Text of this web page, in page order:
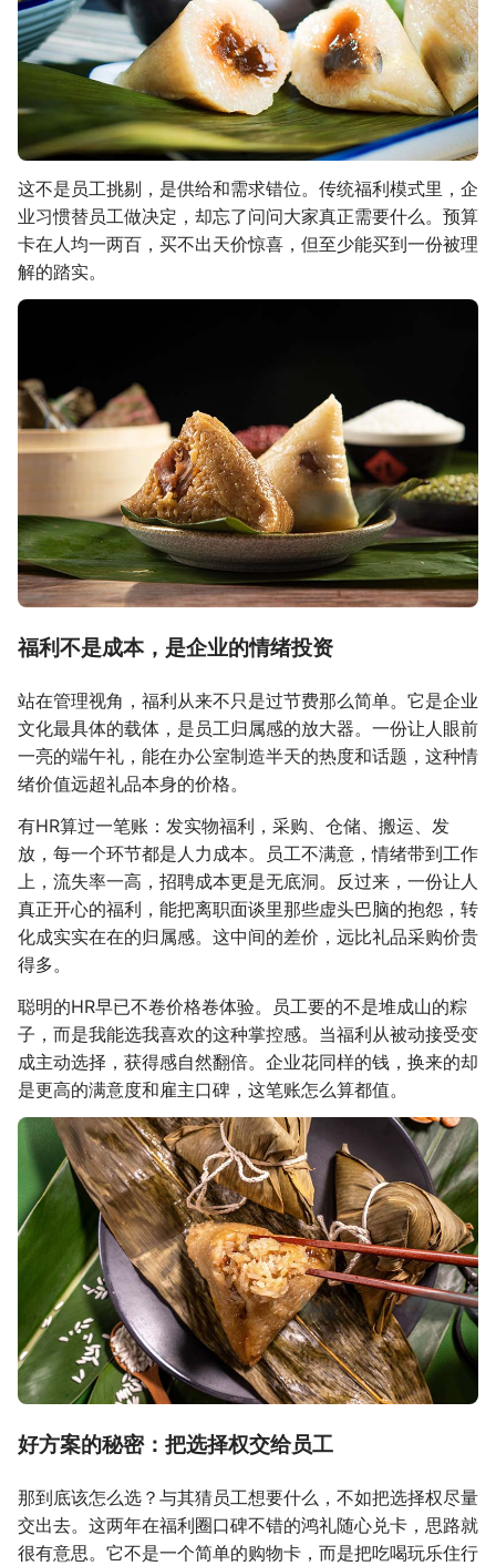
这不是员工挑剔，是供给和需求错位。传统福利模式里，企
业习惯替员工做决定，却忘了问问大家真正需要什么。预算
卡在人均一两百，买不出天价惊喜，但至少能买到一份被理
解的踏实。
福利不是成本，是企业的情绪投资
站在管理视角，福利从来不只是过节费那么简单。它是企业
文化最具体的载体，是员工归属感的放大器。一份让人眼前
一亮的端午礼，能在办公室制造半天的热度和话题，这种情
绪价值远超礼品本身的价格。
有HR算过一笔账：发实物福利，采购、仓储、搬运、发
放，每一个环节都是人力成本。员工不满意，情绪带到工作
上，流失率一高，招聘成本更是无底洞。反过来，一份让人
真正开心的福利，能把离职面谈里那些虚头巴脑的抱怨，转
化成实实在在的归属感。这中间的差价，远比礼品采购价贵
得多。
聪明的HR早已不卷价格卷体验。员工要的不是堆成山的粽
子，而是我能选我喜欢的这种掌控感。当福利从被动接受变
成主动选择，获得感自然翻倍。企业花同样的钱，换来的却
是更高的满意度和雇主口碑，这笔账怎么算都值。
好方案的秘密：把选择权交给员工
那到底该怎么选？与其猜员工想要什么，不如把选择权尽量
交出去。这两年在福利圈口碑不错的鸿礼随心兑卡，思路就
很有意思。它不是一个简单的购物卡，而是把吃喝玩乐住行